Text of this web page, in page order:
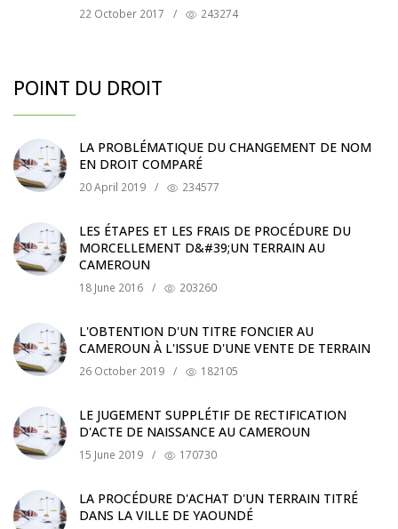
22 October 2017 / 243274
POINT DU DROIT
LA PROBLÉMATIQUE DU CHANGEMENT DE NOM
EN DROIT COMPARÉ
20 April 2019 / 234577
LES ÉTAPES ET LES FRAIS DE PROCÉDURE DU
MORCELLEMENT D&#39;UN TERRAIN AU
CAMEROUN
18 June 2016 / 203260
L'OBTENTION D'UN TITRE FONCIER AU
CAMEROUN À L'ISSUE D'UNE VENTE DE TERRAIN
26 October 2019 / 182105
LE JUGEMENT SUPPLÉTIF DE RECTIFICATION
D'ACTE DE NAISSANCE AU CAMEROUN
15 June 2019 / 170730
LA PROCÉDURE D'ACHAT D'UN TERRAIN TITRÉ
DANS LA VILLE DE YAOUNDÉ